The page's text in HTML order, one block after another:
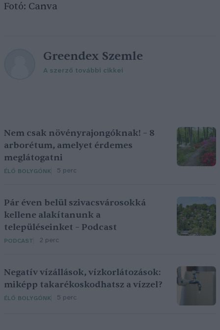
Fotó: Canva
Greendex Szemle
A szerző további cikkei
Nem csak növényrajongóknak! – 8
arborétum, amelyet érdemes
meglátogatni
ÉLŐ BOLYGÓNK 5 perc
Pár éven belül szivacsvárosokká
kellene alakítanunk a
településeinket – Podcast
PODCAST 2 perc
Negatív vízállások, vízkorlátozások:
miképp takarékoskodhatsz a vízzel?
ÉLŐ BOLYGÓNK 5 perc